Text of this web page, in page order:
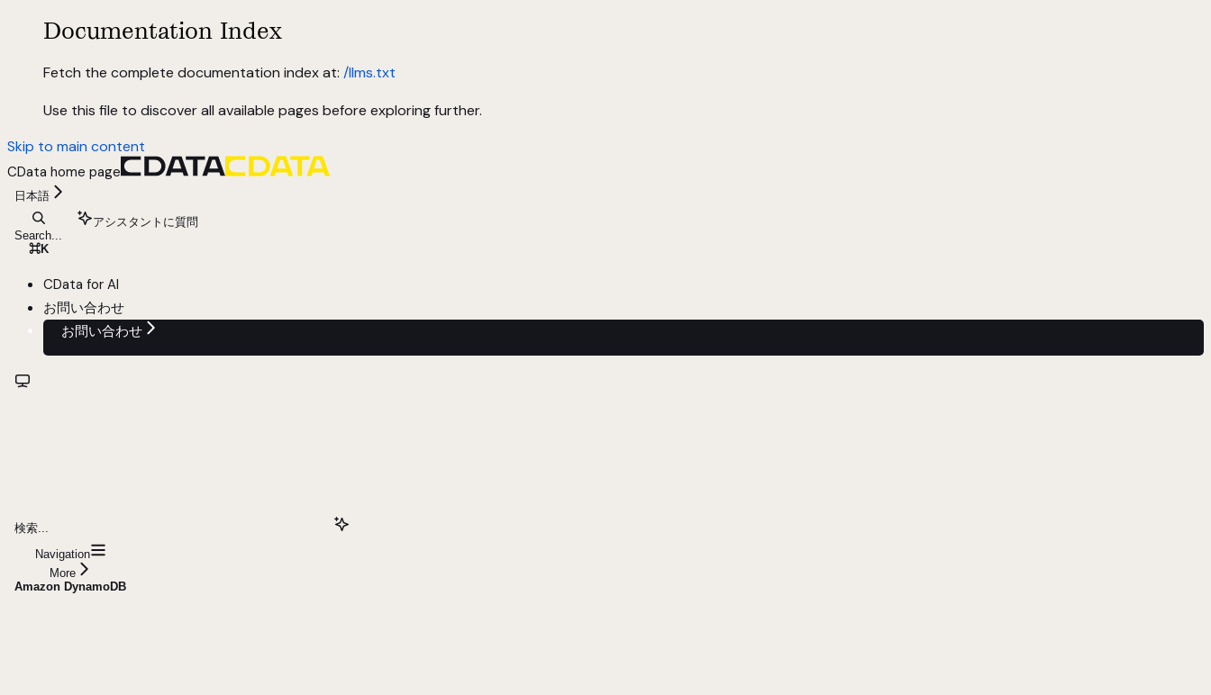
Documentation Index
Fetch the complete documentation index at: /llms.txt
Use this file to discover all available pages before exploring further.
Skip to main content
CData home page
日本語
Search...
⌘K
アシスタントに質問
CData for AI
お問い合わせ
お問い合わせ
検索...
Navigation
More
Amazon DynamoDB